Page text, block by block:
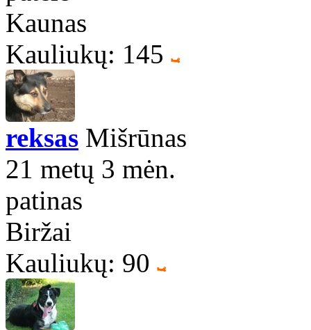
Kaunas
Kauliukų: 145
reksas Mišrūnas
21 metų 3 mėn.
patinas
Biržai
Kauliukų: 90